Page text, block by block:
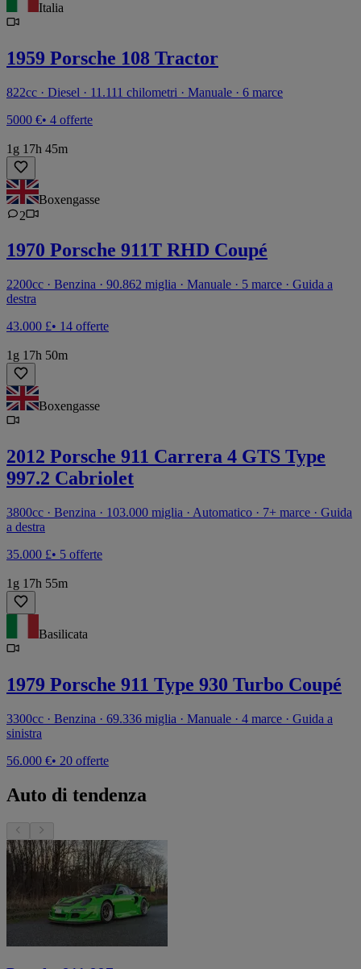
Italia
1959 Porsche 108 Tractor
822cc · Diesel · 11.111 chilometri · Manuale · 6 marce
5000 €• 4 offerte
1g 17h 45m
Boxengasse
2
1970 Porsche 911T RHD Coupé
2200cc · Benzina · 90.862 miglia · Manuale · 5 marce · Guida a
destra
43.000 £• 14 offerte
1g 17h 50m
Boxengasse
2012 Porsche 911 Carrera 4 GTS Type
997.2 Cabriolet
3800cc · Benzina · 103.000 miglia · Automatico · 7+ marce · Guida
a destra
35.000 £• 5 offerte
1g 17h 55m
Basilicata
1979 Porsche 911 Type 930 Turbo Coupé
3300cc · Benzina · 69.336 miglia · Manuale · 4 marce · Guida a
sinistra
56.000 €• 20 offerte
Auto di tendenza